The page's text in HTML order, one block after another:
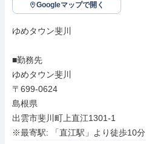
Googleマップで開く
ゆめタウン斐川
■勤務先
ゆめタウン斐川
〒699-0624
島根県
出雲市斐川町上直江1301-1
※最寄駅: 「直江駅」より徒歩10分